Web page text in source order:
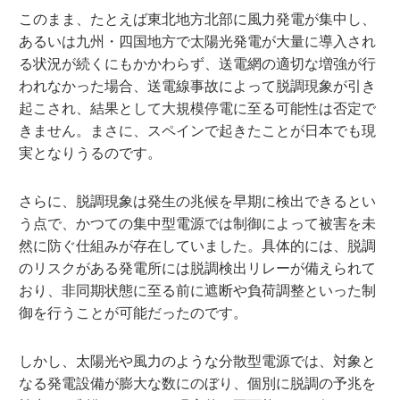
このまま、たとえば東北地方北部に風力発電が集中し、
あるいは九州・四国地方で太陽光発電が大量に導入され
る状況が続くにもかかわらず、送電網の適切な増強が行
われなかった場合、送電線事故によって脱調現象が引き
起こされ、結果として大規模停電に至る可能性は否定で
きません。まさに、スペインで起きたことが日本でも現
実となりうるのです。
さらに、脱調現象は発生の兆候を早期に検出できるとい
う点で、かつての集中型電源では制御によって被害を未
然に防ぐ仕組みが存在していました。具体的には、脱調
のリスクがある発電所には脱調検出リレーが備えられて
おり、非同期状態に至る前に遮断や負荷調整といった制
御を行うことが可能だったのです。
しかし、太陽光や風力のような分散型電源では、対象と
なる発電設備が膨大な数にのぼり、個別に脱調の予兆を